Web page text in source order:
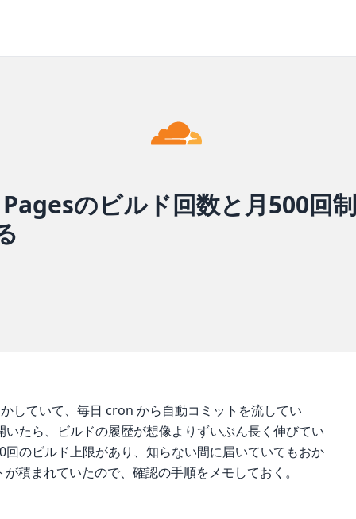
のビルド回数と月500回
していて、毎日 cron から自動コミットを流してい
たら、ビルドの履歴が想像よりずいぶん長く伸びてい
のビルド上限があり、知らない間に届いていてもおか
積まれていたので、確認の手順をメモしておく。